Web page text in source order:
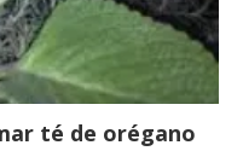
té de orégano